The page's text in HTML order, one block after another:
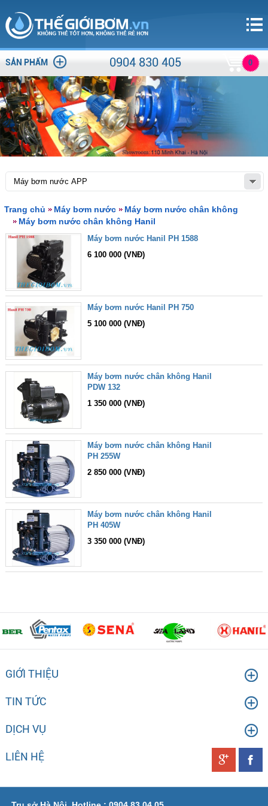
SẢN PHẨM 0904 830 405 0
Trang chủ Máy bơm nước
Máy bơm nước chân không
Máy bơm nước chân không Hanil
Máy bơm nước Hanil PH 1588
6 100 000 (VNĐ)
Máy bơm nước Hanil PH 750
5 100 000 (VNĐ)
Máy bơm nước chân không Hanil
PDW 132
1 350 000 (VNĐ)
Máy bơm nước chân không Hanil
PH 255W
2 850 000 (VNĐ)
Máy bơm nước chân không Hanil
PH 405W
3 350 000 (VNĐ)
GIỚI THIỆU
TIN TỨC
DỊCH VỤ
LIÊN HỆ